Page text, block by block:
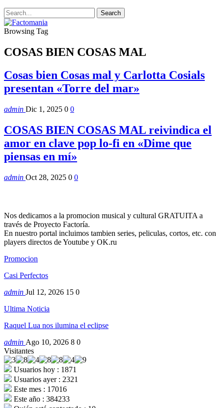
Browsing Tag
COSAS BIEN COSAS MAL
Cosas bien Cosas mal y Carlotta Cosials
presentan «Torre del mar»
admin Dic 1, 2025 0 0
COSAS BIEN COSAS MAL reivindica el
amor en clave pop lo-fi en «Dime que
piensas en mí»
admin Oct 28, 2025 0 0
Nos dedicamos a la promocion musical y cultural GRATUITA a
través de Proyecto Factoría.
En nuestro portal incluimos tambien series, peliculas, cortos, etc. con
players directos de Youtube y OK.ru
Promocion
Casi Perfectos
admin Jul 12, 2026 15 0
Ultima Noticia
Raquel Lua nos ilumina el eclipse
admin Ago 10, 2026 8 0
Visitantes
Usuarios hoy : 1871
Usuarios ayer : 2321
Este mes : 17016
Este año : 384233